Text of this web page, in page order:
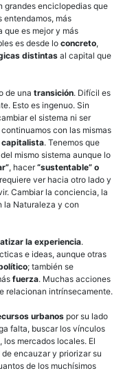
grandes enciclopedias que
entendamos, más
que es mejor y más
es desde lo concreto,
distintas al capital que
de una transición. Difícil es
Esto es ingenuo. Sin
el sistema ni ser
continuamos con las mismas
. Tenemos que
mismo sistema aunque lo
, hacer“sustentable” o
ver hacia otro lado y
Cambiar la conciencia, la
la Naturaleza y con
la experiencia.
e ideas, aunque otras
; también se
fuerza. Muchas acciones
relacionan intrínsecamente.
urbanos por su lado
falta, buscar los vínculos
, los mercados locales. El
encauzar y priorizar su
de los muchísimos